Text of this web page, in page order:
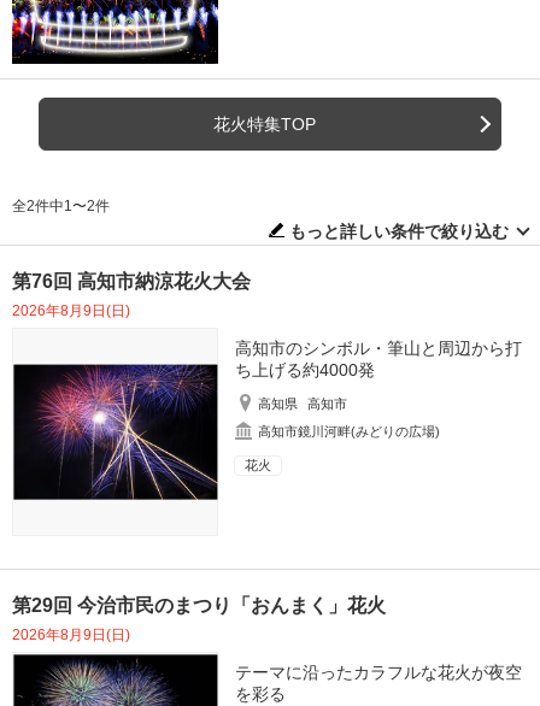
花火特集TOP
全2件中1〜2件
もっと詳しい条件で絞り込む
第76回 高知市納涼花火大会
2026年8月9日(日)
高知市のシンボル・筆山と周辺から打
ち上げる約4000発
高知県
高知市
高知市鏡川河畔(みどりの広場)
花火
第29回 今治市民のまつり「おんまく」花火
2026年8月9日(日)
テーマに沿ったカラフルな花火が夜空
を彩る